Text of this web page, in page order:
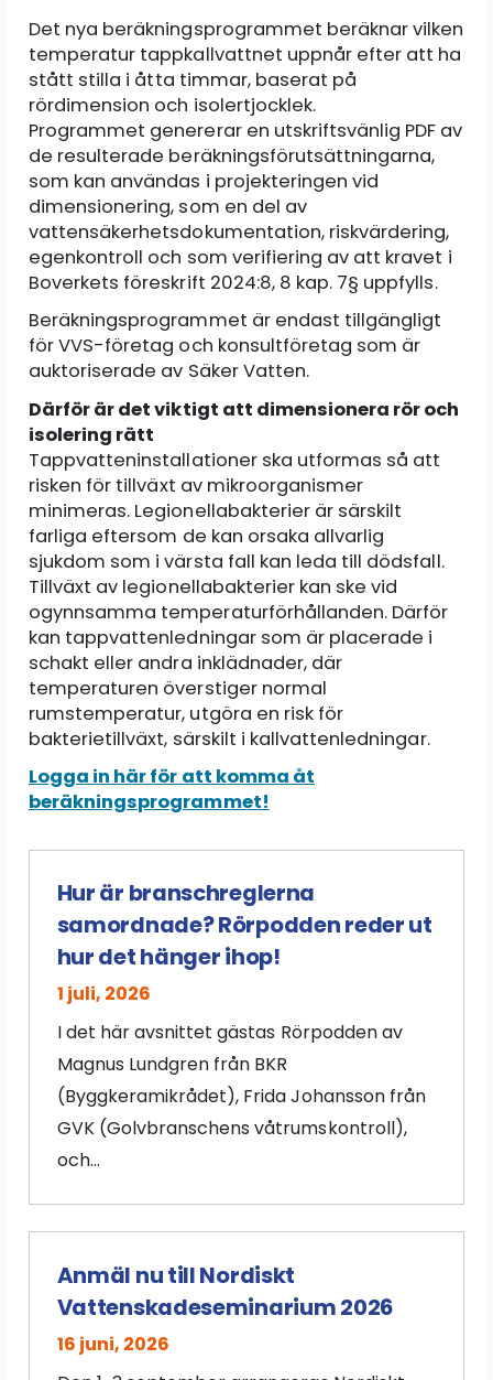
Det nya beräkningsprogrammet beräknar vilken
temperatur tappkallvattnet uppnår efter att ha
stått stilla i åtta timmar, baserat på
rördimension och isolertjocklek.
Programmet genererar en utskriftsvänlig PDF av
de resulterade beräkningsförutsättningarna,
som kan användas i projekteringen vid
dimensionering, som en del av
vattensäkerhetsdokumentation, riskvärdering,
egenkontroll och som verifiering av att kravet i
Boverkets föreskrift 2024:8, 8 kap. 7§ uppfylls.
Beräkningsprogrammet är endast tillgängligt
för VVS-företag och konsultföretag som är
auktoriserade av Säker Vatten.
Därför är det viktigt att dimensionera rör och
isolering rätt
Tappvatteninstallationer ska utformas så att
risken för tillväxt av mikroorganismer
minimeras. Legionellabakterier är särskilt
farliga eftersom de kan orsaka allvarlig
sjukdom som i värsta fall kan leda till dödsfall.
Tillväxt av legionellabakterier kan ske vid
ogynnsamma temperaturförhållanden. Därför
kan tappvattenledningar som är placerade i
schakt eller andra inklädnader, där
temperaturen överstiger normal
rumstemperatur, utgöra en risk för
bakterietillväxt, särskilt i kallvattenledningar.
Logga in här för att komma åt
beräkningsprogrammet!
1 juli, 2026
Hur är branschreglerna
samordnade? Rörpodden reder ut
hur det hänger ihop!
I det här avsnittet gästas Rörpodden av
Magnus Lundgren från BKR
(Byggkeramikrådet), Frida Johansson från
GVK (Golvbranschens våtrumskontroll),
och...
16 juni, 2026
Anmäl nu till Nordiskt
Vattenskadeseminarium 2026